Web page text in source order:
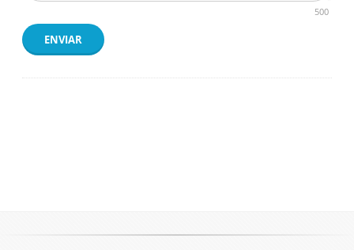
500
ENVIAR